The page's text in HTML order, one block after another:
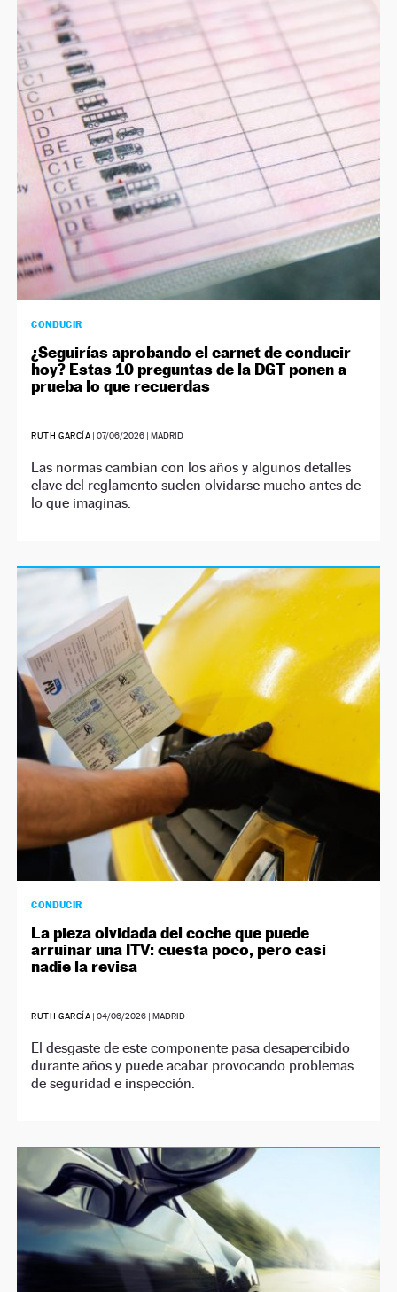
CONDUCIR
¿Seguirías aprobando el carnet de conducir
hoy? Estas 10 preguntas de la DGT ponen a
prueba lo que recuerdas
RUTH GARCÍA |07/06/2026 | MADRID
Las normas cambian con los años y algunos detalles
clave del reglamento suelen olvidarse mucho antes de
lo que imaginas.
CONDUCIR
La pieza olvidada del coche que puede
arruinar una ITV: cuesta poco, pero casi
nadie la revisa
RUTH GARCÍA |04/06/2026 | MADRID
El desgaste de este componente pasa desapercibido
durante años y puede acabar provocando problemas
de seguridad e inspección.